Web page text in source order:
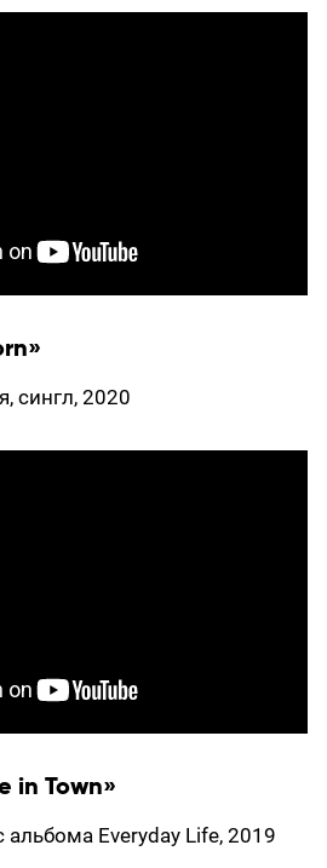
сингл, 2020
in Town»
альбома Everyday Life, 2019